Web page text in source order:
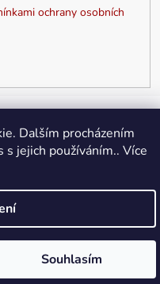
Dalším procházením
jejich používáním.. Více
Souhlasím
ochrany osobních